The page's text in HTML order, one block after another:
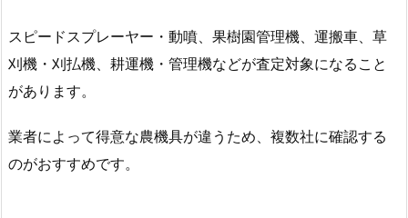
スピードスプレーヤー・動噴、果樹園管理機、運搬車、草
刈機・刈払機、耕運機・管理機などが査定対象になること
があります。
業者によって得意な農機具が違うため、複数社に確認する
のがおすすめです。